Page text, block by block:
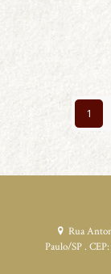
1
Rua
Paulo/SP .